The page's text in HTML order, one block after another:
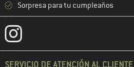
Sorpresa para tu cumpleaños
SERVICIO DE ATENCIÓN AL CLIENTE